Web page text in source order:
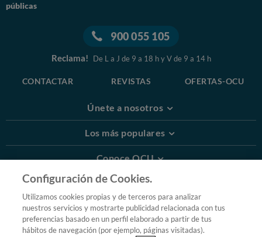
públicas
900 055 105
Reclama! De L a J de 9 a 18 h y V de 9 a 14 h
CONTACTAR REVISTAS OFERTAS-OCU
Únete a nosotros
Los más populares
Conoce OCU
Más Información
© 2026 OCU
Condiciones generales de contratación de OCU
Configuración de Cookies.
Utilizamos cookies propias y de terceros para analizar
nuestros servicios y mostrarte publicidad relacionada con tus
preferencias basado en un perfil elaborado a partir de tus
hábitos de navegación (por ejemplo, páginas visitadas).